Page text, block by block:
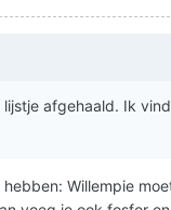
afgehaald. Ik
Willempie